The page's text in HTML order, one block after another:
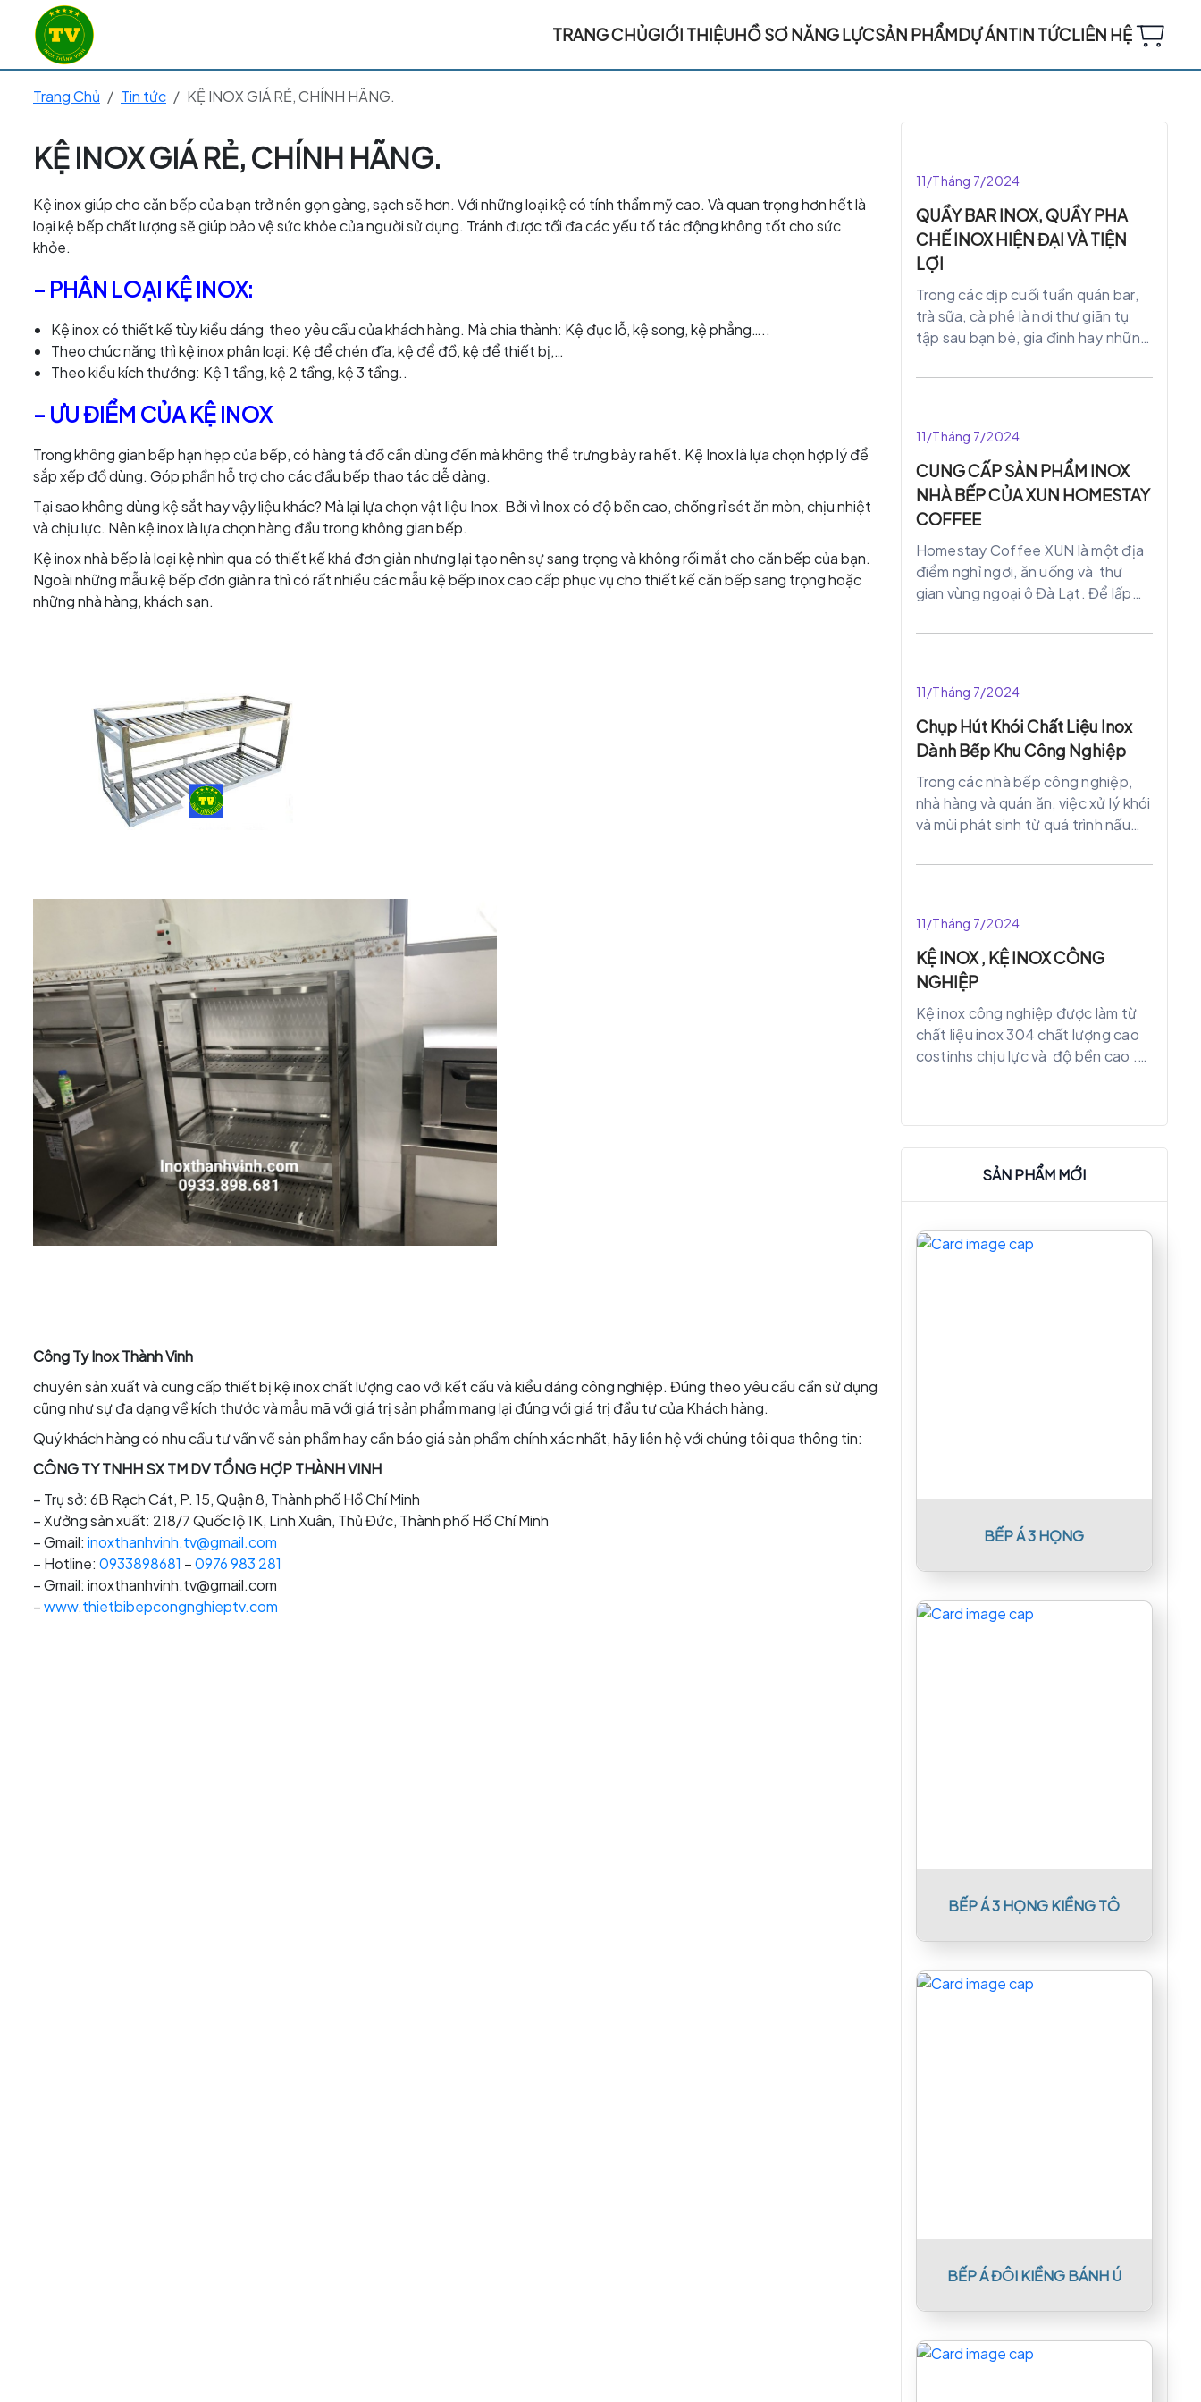
TRANG CHỦGIỚI THIỆUHỒ SƠ NĂNG LỰCSẢN PHẨMDỰ ÁNTIN TỨCLIÊN HỆ
Trang Chủ Tin tức KỆ INOX GIÁ RẺ, CHÍNH HÃNG.
KỆ INOX GIÁ RẺ, CHÍNH HÃNG.
Kệ inox giúp cho căn bếp của bạn trở nên gọn gàng, sạch sẽ hơn. Với những loại kệ có tính thẩm mỹ cao. Và quan trọng hơn hết là
loại kệ bếp chất lượng sẽ giúp bảo vệ sức khỏe của người sử dụng. Tránh được tối đa các yếu tố tác động không tốt cho sức
khỏe.
– PHÂN LOẠI KỆ INOX:
Kệ inox có thiết kế tùy kiểu dáng theo yêu cầu của khách hàng. Mà chia thành: Kệ đục lỗ, kệ song, kệ phẳng…..
Theo chúc năng thì kệ inox phân loại: Kệ để chén đĩa, kệ để đồ, kệ để thiết bị,…
Theo kiểu kích thướng: Kệ 1 tầng, kệ 2 tầng, kệ 3 tầng..
– ƯU ĐIỂM CỦA KỆ INOX
Trong không gian bếp hạn hẹp của bếp, có hàng tá đồ cần dùng đến mà không thể trưng bày ra hết. Kệ Inox là lựa chọn hợp lý để
sắp xếp đồ dùng. Góp phần hỗ trợ cho các đầu bếp thao tác dễ dàng.
Tại sao không dùng kệ sắt hay vậy liệu khác? Mà lại lựa chọn vật liệu Inox. Bởi vì Inox có độ bền cao, chống rỉ sét ăn mòn, chịu nhiệt
và chịu lực. Nên kệ inox là lựa chọn hàng đầu trong không gian bếp.
Kệ inox nhà bếp là loại kệ nhìn qua có thiết kế khá đơn giản nhưng lại tạo nên sự sang trọng và không rối mắt cho căn bếp của bạn.
Ngoài những mẫu kệ bếp đơn giản ra thì có rất nhiều các mẫu kệ bếp inox cao cấp phục vụ cho thiết kế căn bếp sang trọng hoặc
những nhà hàng, khách sạn.
Công Ty Inox Thành Vinh
chuyên sản xuất và cung cấp thiết bị kệ inox chất lượng cao với kết cấu và kiểu dáng công nghiệp. Đúng theo yêu cầu cần sử dụng
cũng như sự đa dạng về kích thước và mẫu mã với giá trị sản phẩm mang lại đúng với giá trị đầu tư của Khách hàng.
Quý khách hàng có nhu cầu tư vấn về sản phẩm hay cần báo giá sản phẩm chính xác nhất, hãy liên hệ với chúng tôi qua thông tin:
CÔNG TY TNHH SX TM DV TỔNG HỢP THÀNH VINH
– Trụ sở: 6B Rạch Cát, P. 15, Quận 8, Thành phố Hồ Chí Minh
– Xưởng sản xuất: 218/7 Quốc lộ 1K, Linh Xuân, Thủ Đức, Thành phố Hồ Chí Minh
– Gmail: inoxthanhvinh.tv@gmail.com
– Hotline: 0933898681 –0976 983 281
– Gmail: inoxthanhvinh.tv@gmail.com
–www.thietbibepcongnghieptv.com
11/Tháng 7/2024
QUẦY BAR INOX, QUẦY PHA
CHẾ INOX HIỆN ĐẠI VÀ TIỆN
LỢI
Trong các dịp cuối tuần quán bar,
trà sữa, cà phê là nơi thư giãn tụ
tập sau bạn bè, gia đinh hay những
chút nhẹ nhàng. Để tạo sự ấn
sự lựa chọn hoàn hảo. Quầy được
kết hợp với ánh đèn lung linh huyền
ảo của quán làm nổi bật không gian
của quán.
11/Tháng 7/2024
CUNG CẤP SẢN PHẨM INOX
NHÀ BẾP CỦA XUN HOMESTAY
COFFEE
Homestay Coffee XUN là một địa
điểm nghỉ ngơi, ăn uống và thư
gian vùng ngoại ô Đà Lạt. Để lấp
những giờ checkin thì không thể
sang trọng, tinh tế.
11/Tháng 7/2024
Chụp Hút Khói Chất Liệu Inox
Dành Bếp Khu Công Nghiệp
Trong các nhà bếp công nghiệp,
nhà hàng và quán ăn, việc xử lý khói
và mùi phát sinh từ quá trình nấu
Chụp hút khói là một giải pháp hiệu
11/Tháng 7/2024
KỆ INOX , KỆ INOX CÔNG
NGHIỆP
Kệ inox công nghiệp được làm từ
chất liệu inox 304 chất lượng cao
costinhs chịu lực và độ bền cao .
dụng trong các căn tin trường học ,
SẢN PHẨM MỚI
BẾP Á 3 HỌNG
BẾP Á 3 HỌNG KIỀNG TÔ
BẾP Á ĐÔI KIỀNG BÁNH Ú